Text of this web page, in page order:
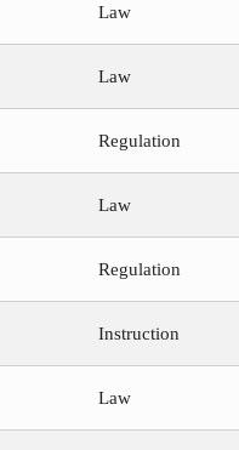
Law
Law
Regulation
Law
Regulation
Instruction
Law